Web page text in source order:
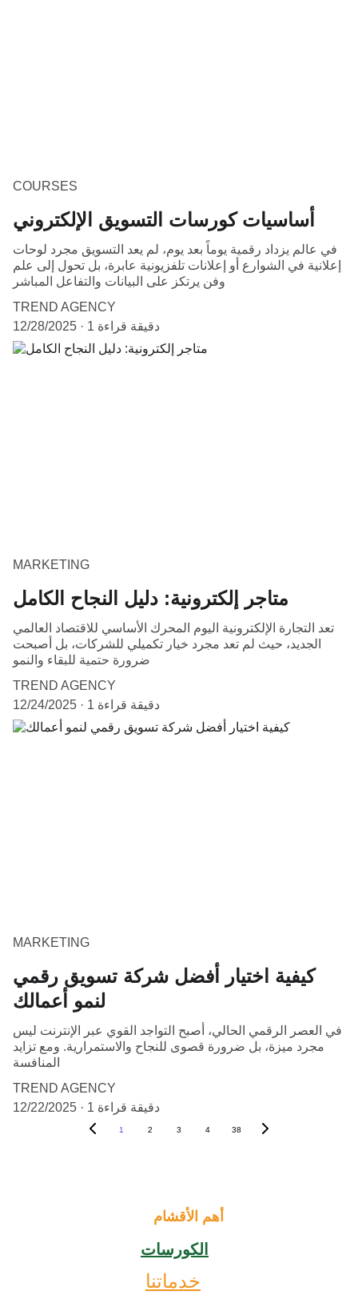
COURSES
أساسيات كورسات التسويق الإلكتروني
في عالم يزداد رقمية يوماً بعد يوم، لم يعد التسويق مجرد لوحات
إعلانية في الشوارع أو إعلانات تلفزيونية عابرة، بل تحول إلى علم
وفن يرتكز على البيانات والتفاعل المباشر
TREND AGENCY
12/28/2025
1 دقيقة قراءة
MARKETING
متاجر إلكترونية: دليل النجاح الكامل
تعد التجارة الإلكترونية اليوم المحرك الأساسي للاقتصاد العالمي
الجديد، حيث لم تعد مجرد خيار تكميلي للشركات، بل أصبحت
ضرورة حتمية للبقاء والنمو
TREND AGENCY
12/24/2025
1 دقيقة قراءة
MARKETING
كيفية اختيار أفضل شركة تسويق رقمي
لنمو أعمالك
في العصر الرقمي الحالي، أصبح التواجد القوي عبر الإنترنت ليس
مجرد ميزة، بل ضرورة قصوى للنجاح والاستمرارية. ومع تزايد
المنافسة
TREND AGENCY
12/22/2025
1 دقيقة قراءة
1 2 3 4 38
أهم الأقشام
الكورسات
خدماتنا